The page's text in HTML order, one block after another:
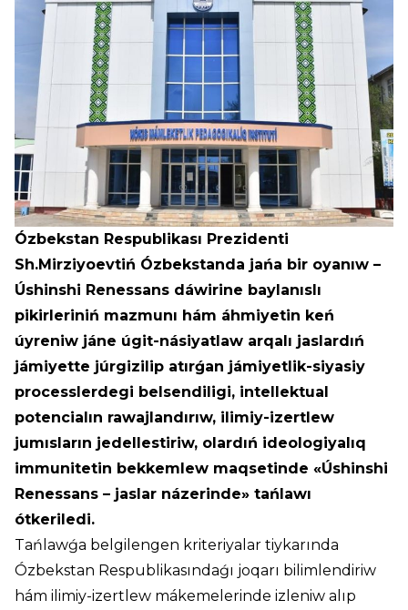
Ózbekstan Respublikası Prezidenti
Sh.Mirziyoevtiń Ózbekstanda jańa bir oyanıw –
Úshinshi Renessans dáwirine baylanıslı
pikirleriniń mazmunı hám áhmiyetin keń
úyreniw jáne úgit-násiyatlaw arqalı jaslardıń
jámiyette júrgizilip atırǵan jámiyetlik-siyasiy
processlerdegi belsendiligi, intellektual
potencialın rawajlandırıw, ilimiy-izertlew
jumısların jedellestiriw, olardıń ideologiyalıq
immunitetin bekkemlew maqsetinde «Úshinshi
Renessans – jaslar názerinde» tańlawı
ótkeriledi.
Tańlawǵa belgilengen kriteriyalar tiykarında
Ózbekstan Respublikasındaǵı joqarı bilimlendiriw
hám ilimiy-izertlew mákemelerinde izleniw alıp